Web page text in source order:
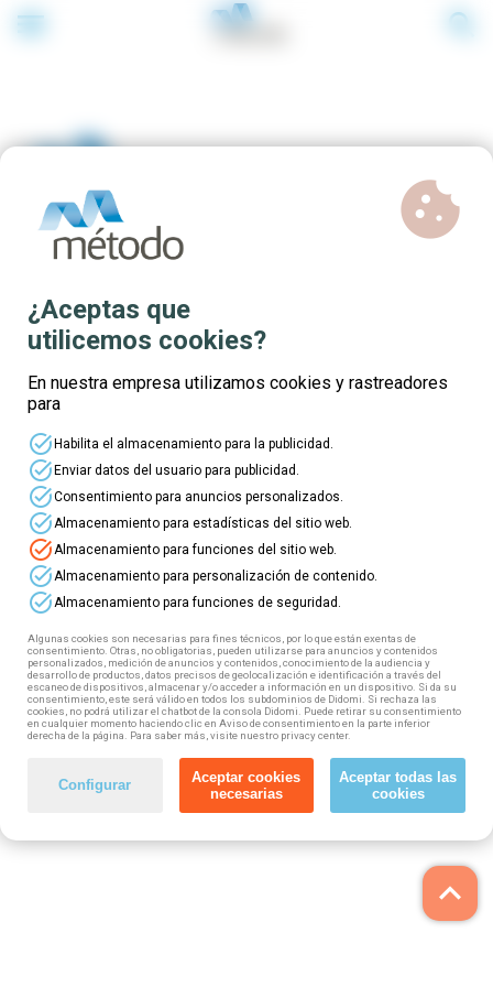
menu search
Módulos formativos de
certificados de
profesionalidad de NIVEL 3
Módulos de certificados de profesionalidad de
NIVEL 3 gratuitos para profesionales en activo y
Elige tu curso, revisa los requisitos y ¡solicita
tu plaza ahora!
keyboard_arrow_up
¿Aceptas que
utilicemos cookies?
cookie
En nuestra empresa utilizamos cookies y rastreadores
para
task_altHabilita el almacenamiento para la publicidad.
task_altEnviar datos del usuario para publicidad.
task_altConsentimiento para anuncios personalizados.
task_alt Almacenamiento para estadísticas del sitio web.
task_alt Almacenamiento para funciones del sitio web.
task_alt Almacenamiento para personalización de contenido.
task_alt Almacenamiento para funciones de seguridad.
Algunas cookies son necesarias para fines técnicos, por lo que están exentas de
consentimiento. Otras, no obligatorias, pueden utilizarse para anuncios y contenidos
personalizados, medición de anuncios y contenidos, conocimiento de la audiencia y
desarrollo de productos, datos precisos de geolocalización e identificación a través del
escaneo de dispositivos, almacenar y/o acceder a información en un dispositivo. Si da su
consentimiento, este será válido en todos los subdominios de Didomi. Si rechaza las
cookies, no podrá utilizar el chatbot de la consola Didomi. Puede retirar su consentimiento
en cualquier momento haciendo clic en Aviso de consentimiento en la parte inferior
derecha de la página. Para saber más, visite nuestro privacy center.
Configurar
Aceptar cookies
necesarias
Aceptar todas las
cookies